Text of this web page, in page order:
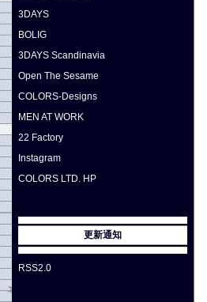
3DAYS
BOLIG
3DAYS Scandinavia
Open The Sesame
COLORS-Designs
MEN AT WORK
22 Factory
Instagram
COLORS LTD. HP
更新通知
RSS2.0